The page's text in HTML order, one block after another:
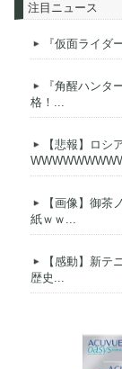
注目ニュース
『仮面ライダ
『角醒ハンタ
格！...
【悲報】ロシ
【画像】御茶
紙ｗｗ...
【感動】新テ
歴史...